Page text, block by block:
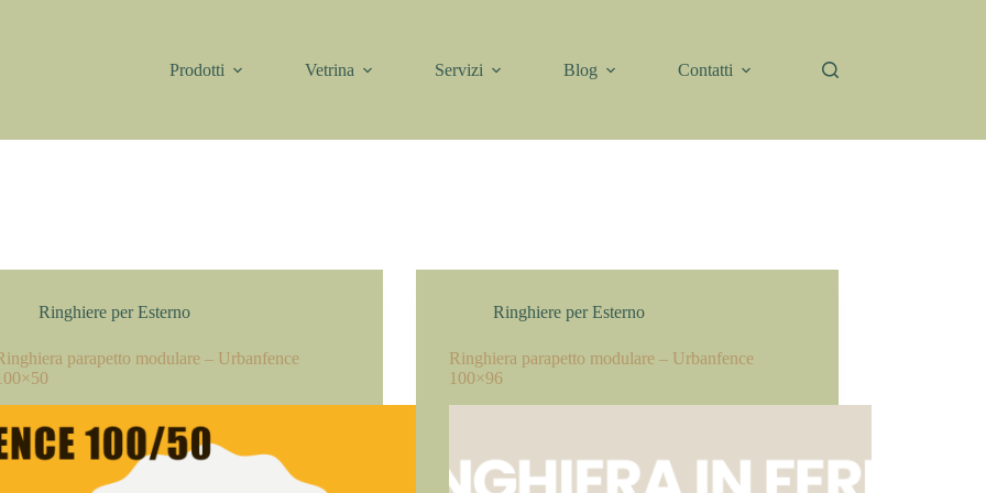
Prodotti Vetrina Servizi Blog Contatti
Ringhiere per Esterno
parapetto modulare – Urbanfence
Ringhiere per Esterno
Ringhiera parapetto modulare – Urbanfence
100×96